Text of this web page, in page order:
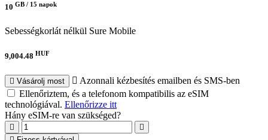
10 GB / 15 napok
Sebességkorlát nélkül Sure Mobile
9,004.48 HUF
Vásárolj most
Azonnali kézbesítés emailben és SMS-ben
Ellenőriztem, és a telefonom kompatibilis az eSIM
technológiával. Ellenőrizze itt
Hány eSIM-re van szükséged?